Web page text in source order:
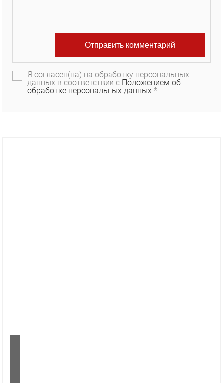
Я согласен(на) на обработку персональных
данных в соответствии с Положением об
обработке персональных данных.*